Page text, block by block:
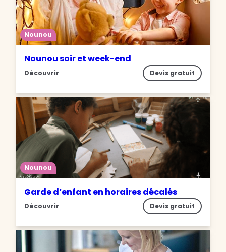
Nounou
Nounou soir et week-end
Découvrir Devis gratuit
Nounou
Garde d’enfant en horaires décalés
Découvrir Devis gratuit